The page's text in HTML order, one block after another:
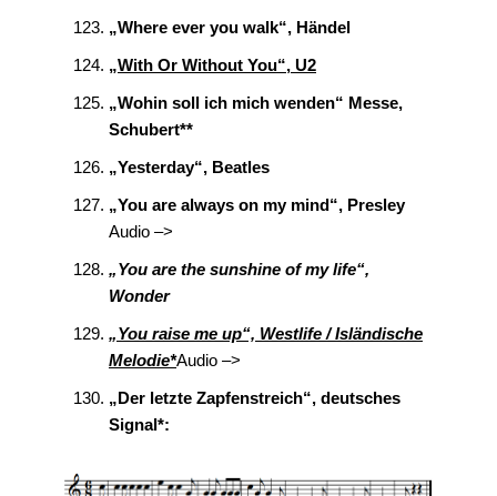
„Where ever you walk“, Händel
„With Or Without You“, U2
„Wohin soll ich mich wenden“ Messe,
Schubert**
„Yesterday“, Beatles
„You are always on my mind“, Presley
Audio –>
„You are the sunshine of my life“,
Wonder
„You raise me up“, Westlife / Isländische
Melodie*Audio –>
„Der letzte Zapfenstreich“, deutsches
Signal*: